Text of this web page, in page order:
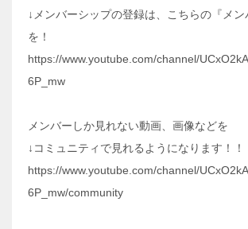
↓メンバーシップの登録は、こちらの『メン
を！
https://www.youtube.com/channel/
6P_mw
メンバーしか見れない動画、画像などを
↓コミュニティで見れるようになります！！
https://www.youtube.com/channel/
6P_mw/community